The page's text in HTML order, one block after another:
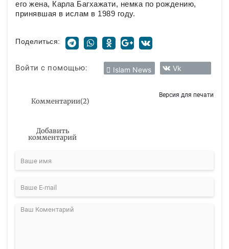
его жена, Карла Багхажати, немка по рождению,
принявшая в ислам в 1989 году.
Поделиться:
Войти с помощью: Islam News Vk
Комментарии(2)
Версия для печати
Добавить
комментарий